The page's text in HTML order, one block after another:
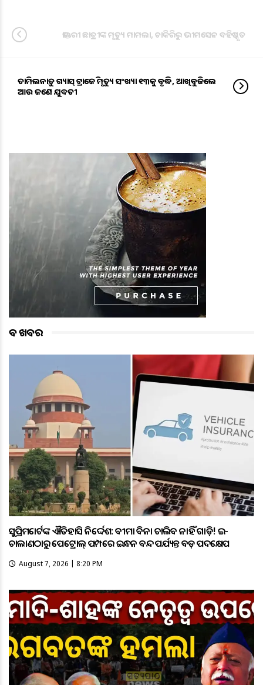
ଡାକ୍ତରୀ ଛାତ୍ରୀଙ୍କ ମୃତ୍ୟୁ ମାମଲା, ଚାକିରିରୁ ଭୀମସେନ ବହିଷ୍କୃତ
ତାମିଲନାଡ଼ୁ ଗ୍ୟାସ୍ ଟ୍ରାଜେଡି ମୃତ୍ୟୁ ସଂଖ୍ୟା ୧୩କୁ ବୃଦ୍ଧି, ଆଖିବୁଜିଲେ
ଆଉ ଜଣେ ଯୁବତୀ
ବଡ ଖବର
ସୁପ୍ରିମକୋର୍ଟଙ୍କ ଐତିହାସିକ ନିର୍ଦ୍ଦେଶ: ବୀମା ବିନା ଚାଲିବ ନାହିଁ ଗାଡ଼ି! ଇ-
ଚାଲାଣଠାରୁ ପେଟ୍ରୋଲ୍ ପମ୍ପରେ ଇନ୍ଧନ ବନ୍ଦ ପର୍ଯ୍ୟନ୍ତ ବଡ଼ ପଦକ୍ଷେପ
August 7, 2026 | 8:20 PM